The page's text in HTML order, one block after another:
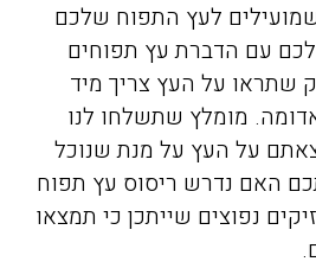
לעץ התפוח שלכם
עם הדברת עץ תפוחים
שתראו על העץ צריך מיד
מומלץ שתשלחו לנו
על העץ על מנת שנוכל
האם נדרש ריסוס עץ תפוח
נפוצים שייתכן כי תמצאו